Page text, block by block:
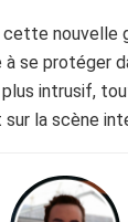
cette nouvelle
se protéger
intrusif,
la scène